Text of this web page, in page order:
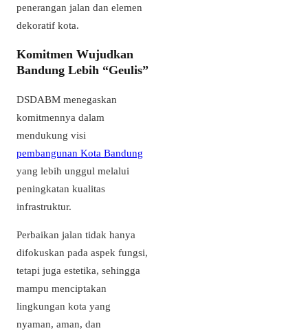
penerangan jalan dan elemen
dekoratif kota.
Komitmen Wujudkan
Bandung Lebih “Geulis”
DSDABM menegaskan
komitmennya dalam
mendukung visi
pembangunan Kota Bandung
yang lebih unggul melalui
peningkatan kualitas
infrastruktur.
Perbaikan jalan tidak hanya
difokuskan pada aspek fungsi,
tetapi juga estetika, sehingga
mampu menciptakan
lingkungan kota yang
nyaman, aman, dan